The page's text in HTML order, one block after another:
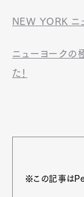
NEW YORK ニ
ニューヨークの
た！
※この記事は